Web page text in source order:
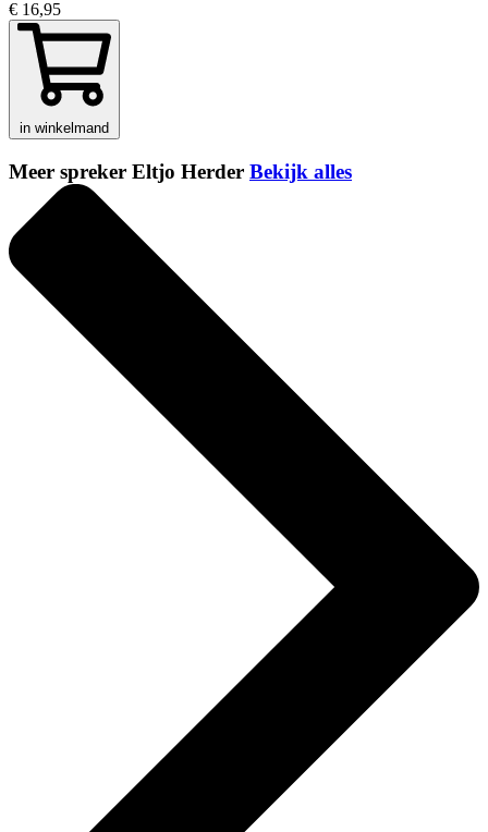
€ 16,95
in winkelmand
Meer spreker Eltjo Herder Bekijk alles